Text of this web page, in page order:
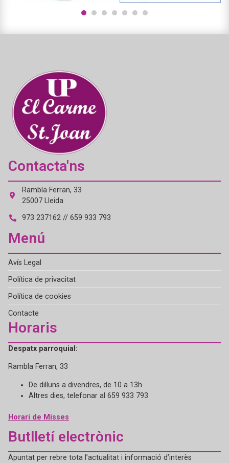
Contacta'ns
Rambla Ferran, 33
25007 Lleida
973 237162 // 659 933 793
Menú
Avís Legal
Política de privacitat
Política de cookies
Contacte
Horaris
Despatx parroquial:
Rambla Ferran, 33
De dilluns a divendres, de 10 a 13h
Altres dies, telefonar al 659 933 793
Horari de Misses
Butlletí electrònic
Apuntat per rebre tota l’actualitat i informació d’interès